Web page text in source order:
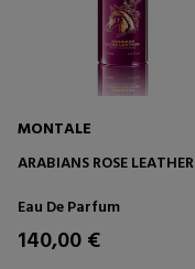
MONTALE
ARABIANS ROSE LEATHER
Eau De Parfum
140,00 €